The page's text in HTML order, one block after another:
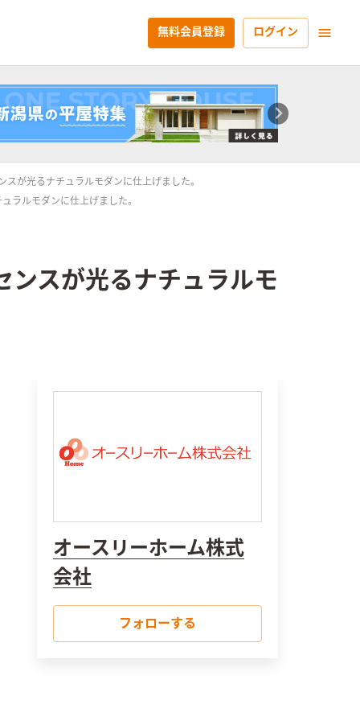
無料会員登録 ログイン
が光るナチュラルモダンに仕上げました。
ラルモダンに仕上げました。
ンスが光るナチュラルモ
オースリーホーム株式
会社
フォローする